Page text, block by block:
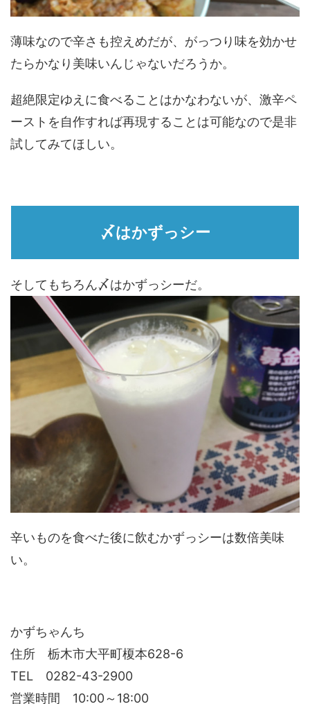
薄味なので辛さも控えめだが、がっつり味を効かせ
たらかなり美味いんじゃないだろうか。
超絶限定ゆえに食べることはかなわないが、激辛ペ
ーストを自作すれば再現することは可能なので是非
試してみてほしい。
〆はかずっシー
そしてもちろん〆はかずっシーだ。
辛いものを食べた後に飲むかずっシーは数倍美味
い。
かずちゃんち
住所 栃木市大平町榎本628-6
TEL 0282-43-2900
営業時間 10:00～18:00